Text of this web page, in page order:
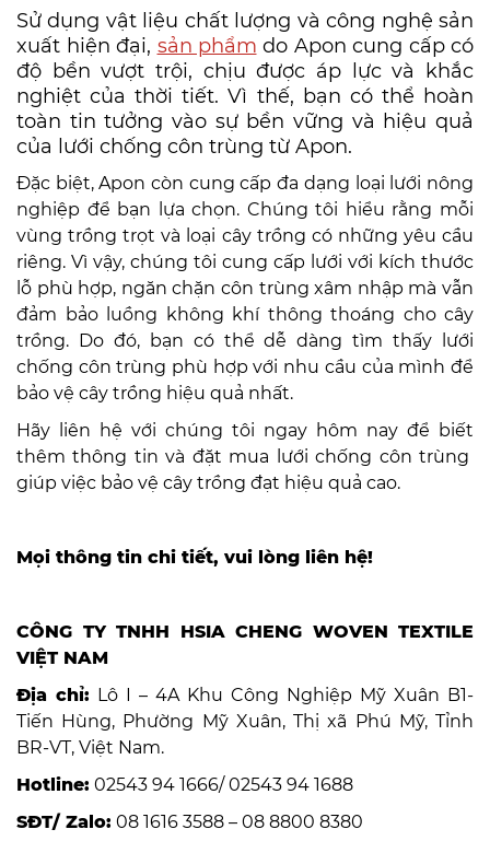
Sử dụng vật liệu chất lượng và công nghệ sản
xuất hiện đại, sản phẩm do Apon cung cấp có
độ bền vượt trội, chịu được áp lực và khắc
nghiệt của thời tiết. Vì thế, bạn có thể hoàn
toàn tin tưởng vào sự bền vững và hiệu quả
của lưới chống côn trùng từ Apon.
Đặc biệt, Apon còn cung cấp đa dạng loại lưới nông
nghiệp để bạn lựa chọn. Chúng tôi hiểu rằng mỗi
vùng trồng trọt và loại cây trồng có những yêu cầu
riêng. Vì vậy, chúng tôi cung cấp lưới với kích thước
lỗ phù hợp, ngăn chặn côn trùng xâm nhập mà vẫn
đảm bảo luồng không khí thông thoáng cho cây
trồng. Do đó, bạn có thể dễ dàng tìm thấy lưới
chống côn trùng phù hợp với nhu cầu của mình để
bảo vệ cây trồng hiệu quả nhất.
Hãy liên hệ với chúng tôi ngay hôm nay để biết
thêm thông tin và đặt mua lưới chống côn trùng
giúp việc bảo vệ cây trồng đạt hiệu quả cao.
Mọi thông tin chi tiết, vui lòng liên hệ!
CÔNG TY TNHH HSIA CHENG WOVEN TEXTILE
VIỆT NAM
Địa chỉ: Lô I – 4A Khu Công Nghiệp Mỹ Xuân B1-
Tiến Hùng, Phường Mỹ Xuân, Thị xã Phú Mỹ, Tỉnh
BR-VT, Việt Nam.
Hotline: 02543 94 1666/ 02543 94 1688
SĐT/ Zalo: 08 1616 3588 – 08 8800 8380